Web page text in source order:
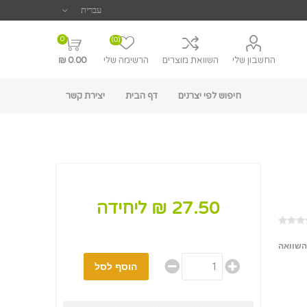
החשבון שלי השוואת מוצרים הרשימה שלי
(0)
0
0.00 ₪
חיפוש לפי יצרנים דף הבית יצירת קשר
27.50 ₪ ליחידה